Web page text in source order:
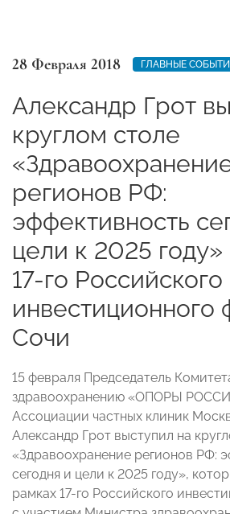
28 Февраля 2018 ГЛАВНЫЕ
Александр Грот
круглом столе
регионов РФ:
эффективность
цели к 2025
17-го Российского
инвестиционного
Сочи
15 февраля Председатель
здравоохранению «ОПОРЫ
Ассоциации частных клиник
Александр Грот выступил на
«Здравоохранение регионов РФ:
сегодня и цели к 2025 году»,
рамках 17-го Российского